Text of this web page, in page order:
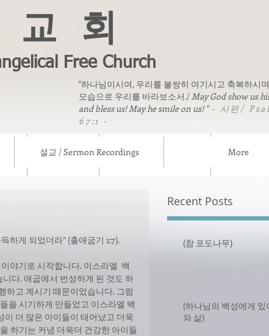
교 회
Free Church
"하나님이시여, 우리를 불쌍히 여기시고 축복하시
모습으로 우리를 바라보소서./May God show us
and bless us! May he smile on us! " - 시편/
67:1 -
칼럼/ Column 선교소식/ Mission News 연락처 /
설교 / Sermon Recordings More
하게 되었더라” (출애굽기 1:7).
야기로 시작합니다. 이스라엘  백
다. 애굽에서 번성하게 된 것도 하
하고 계시기 때문이었습니다. 그럼
을 시기하게 만들었고 이스라엘 백
더 많은 아이들이 태어났고 더욱
하기는 커녕 더욱더 건강한 아이들
Recent Posts
(참 포도나무)
(하나님의 백성에게 있
와 삶)